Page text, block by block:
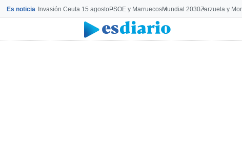
Es noticia Invasión Ceuta 15 agostoPSOE y MarruecosMundial 2030Zarzuela y